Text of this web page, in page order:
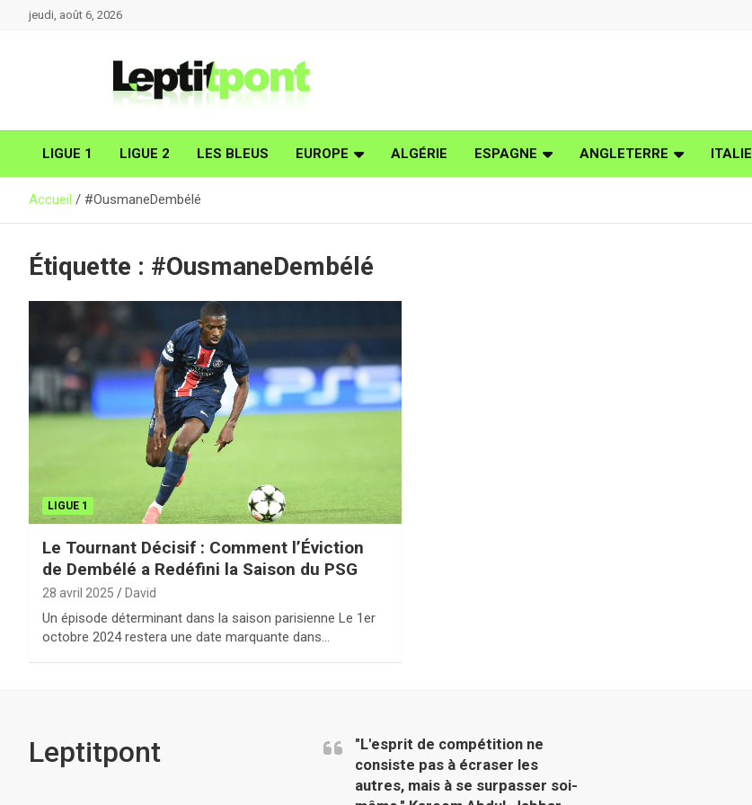
jeudi, août 6, 2026
LIGUE 1 LIGUE 2 LES BLEUS EUROPE ALGÉRIE ESPAGNE ANGLETERRE ITALIE
Accueil #OusmaneDembélé
Étiquette : #OusmaneDembélé
LIGUE 1
Le Tournant Décisif : Comment l’Éviction
de Dembélé a Redéfini la Saison du PSG
28 avril 2025 David
Un épisode déterminant dans la saison parisienne Le 1er
octobre 2024 restera une date marquante dans…
Leptitpont
"L'esprit de compétition ne
consiste pas à écraser les
autres, mais à se surpasser soi-